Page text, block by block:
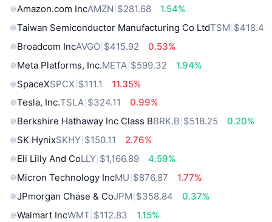
Amazon.com IncAMZN $281.68
1.54%
Taiwan Semiconductor Manufacturing Co LtdTSM $418.4
Broadcom IncAVGO $415.92
0.53%
Meta Platforms, Inc.META $599.32
1.94%
SpaceXSPCX $111.1
11.35%
Tesla, Inc.TSLA $324.11
0.99%
Berkshire Hathaway Inc Class BBRK.B $518.25
0.20%
SK HynixSKHY $150.11
2.76%
Eli Lilly And CoLLY $1,166.89
4.59%
Micron Technology IncMU $876.87
1.77%
JPmorgan Chase & CoJPM $358.84
0.37%
Walmart IncWMT $112.83 1.15%